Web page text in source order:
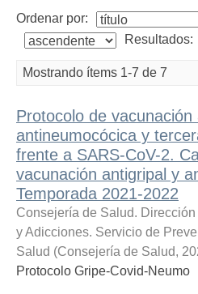
Ordenar por:
Resultados:
Mostrando ítems 1-7 de 7
Protocolo de vacunación
antineumocócica y
frente a SARS-CoV-2.
vacunación antigripal y
Temporada 2021-2022
Consejería de Salud.
y Adicciones. Servicio de
Salud (Consejería de Salud,
Protocolo Gripe-Covid-Neumo